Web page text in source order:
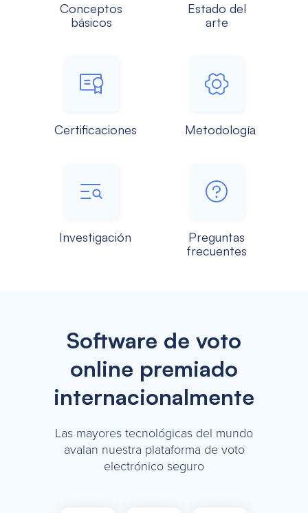
Conceptos
básicos
Estado del
arte
Certificaciones Metodología
Investigación
Preguntas
frecuentes
Software de voto
online premiado
internacionalmente
Las mayores tecnológicas del mundo
avalan nuestra plataforma de voto
electrónico seguro